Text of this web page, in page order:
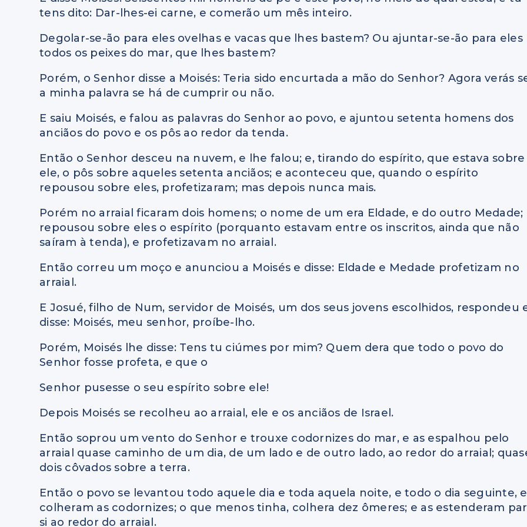
tens dito: Dar-lhes-ei carne, e comerão um mês inteiro.
Degolar-se-ão para eles ovelhas e vacas que lhes bastem? Ou ajuntar-se-ão para eles
todos os peixes do mar, que lhes bastem?
Porém, o Senhor disse a Moisés: Teria sido encurtada a mão do Senhor? Agora verás
a minha palavra se há de cumprir ou não.
E saiu Moisés, e falou as palavras do Senhor ao povo, e ajuntou setenta homens dos
anciãos do povo e os pôs ao redor da tenda.
Então o Senhor desceu na nuvem, e lhe falou; e, tirando do espírito, que estava sobre
ele, o pôs sobre aqueles setenta anciãos; e aconteceu que, quando o espírito
repousou sobre eles, profetizaram; mas depois nunca mais.
Porém no arraial ficaram dois homens; o nome de um era Eldade, e do outro Medade;
repousou sobre eles o espírito (porquanto estavam entre os inscritos, ainda que não
saíram à tenda), e profetizavam no arraial.
Então correu um moço e anunciou a Moisés e disse: Eldade e Medade profetizam no
arraial.
E Josué, filho de Num, servidor de Moisés, um dos seus jovens escolhidos, respondeu
disse: Moisés, meu senhor, proíbe-lho.
Porém, Moisés lhe disse: Tens tu ciúmes por mim? Quem dera que todo o povo do
Senhor fosse profeta, e que o
Senhor pusesse o seu espírito sobre ele!
Depois Moisés se recolheu ao arraial, ele e os anciãos de Israel.
Então soprou um vento do Senhor e trouxe codornizes do mar, e as espalhou pelo
arraial quase caminho de um dia, de um lado e de outro lado, ao redor do arraial;
dois côvados sobre a terra.
Então o povo se levantou todo aquele dia e toda aquela noite, e todo o dia seguinte, e
colheram as codornizes; o que menos tinha, colhera dez ômeres; e as estenderam
si ao redor do arraial.